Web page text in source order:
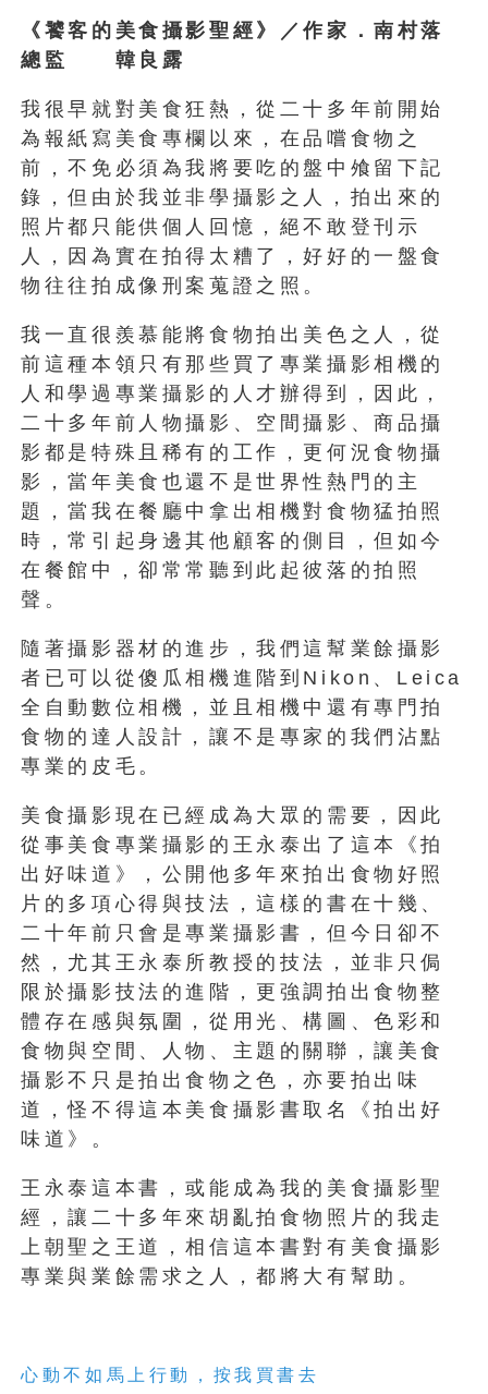
《饕客的美食攝影聖經》／作家．南村落
總監 韓良露
我很早就對美食狂熱，從二十多年前開始
為報紙寫美食專欄以來，在品嚐食物之
前，不免必須為我將要吃的盤中飧留下記
錄，但由於我並非學攝影之人，拍出來的
照片都只能供個人回憶，絕不敢登刊示
人，因為實在拍得太糟了，好好的一盤食
物往往拍成像刑案蒐證之照。
我一直很羨慕能將食物拍出美色之人，從
前這種本領只有那些買了專業攝影相機的
人和學過專業攝影的人才辦得到，因此，
二十多年前人物攝影、空間攝影、商品攝
影都是特殊且稀有的工作，更何況食物攝
影，當年美食也還不是世界性熱門的主
題，當我在餐廳中拿出相機對食物猛拍照
時，常引起身邊其他顧客的側目，但如今
在餐館中，卻常常聽到此起彼落的拍照
聲。
隨著攝影器材的進步，我們這幫業餘攝影
者已可以從傻瓜相機進階到Nikon、Leica
全自動數位相機，並且相機中還有專門拍
食物的達人設計，讓不是專家的我們沾點
專業的皮毛。
美食攝影現在已經成為大眾的需要，因此
從事美食專業攝影的王永泰出了這本《拍
出好味道》，公開他多年來拍出食物好照
片的多項心得與技法，這樣的書在十幾、
二十年前只會是專業攝影書，但今日卻不
然，尤其王永泰所教授的技法，並非只侷
限於攝影技法的進階，更強調拍出食物整
體存在感與氛圍，從用光、構圖、色彩和
食物與空間、人物、主題的關聯，讓美食
攝影不只是拍出食物之色，亦要拍出味
道，怪不得這本美食攝影書取名《拍出好
味道》。
王永泰這本書，或能成為我的美食攝影聖
經，讓二十多年來胡亂拍食物照片的我走
上朝聖之王道，相信這本書對有美食攝影
專業與業餘需求之人，都將大有幫助。
心動不如馬上行動，按我買書去